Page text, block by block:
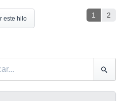
1 2
este hilo